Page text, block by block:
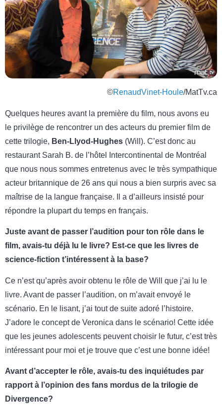
©RenaudVinet-Houle/MatTv.ca
Quelques heures avant la première du film, nous avons eu
le privilège de rencontrer un des acteurs du premier film de
cette trilogie, Ben-Llyod-Hughes (Will). C’est donc au
restaurant Sarah B. de l’hôtel Intercontinental de Montréal
que nous nous sommes entretenus avec le très sympathique
acteur britannique de 26 ans qui nous a bien surpris avec sa
maîtrise de la langue française. Il a d’ailleurs insisté pour
répondre la plupart du temps en français.
Juste avant de passer l’audition pour ton rôle dans le
film, avais-tu déjà lu le livre? Est-ce que les livres de
science-fiction t’intéressent à la base?
Ce n’est qu’après avoir obtenu le rôle de Will que j’ai lu le
livre. Avant de passer l’audition, on m’avait envoyé le
scénario. En le lisant, j’ai tout de suite adoré l’histoire.
J’adore le concept de Veronica dans le scénario! Cette idée
que les jeunes adolescents peuvent choisir le futur, c’est très
intéressant pour moi et je trouve que c’est une bonne idée!
Avant d’accepter le rôle, avais-tu des inquiétudes par
rapport à l’opinion des fans mordus de la trilogie de
Divergence?